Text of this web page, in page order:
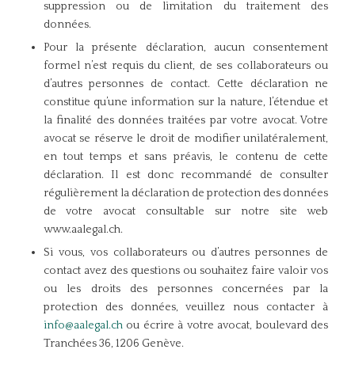
suppression ou de limitation du traitement des
données.
Pour la présente déclaration, aucun consentement
formel n’est requis du client, de ses collaborateurs ou
d’autres personnes de contact. Cette déclaration ne
constitue qu’une information sur la nature, l’étendue et
la finalité des données traitées par votre avocat. Votre
avocat se réserve le droit de modifier unilatéralement,
en tout temps et sans préavis, le contenu de cette
déclaration. Il est donc recommandé de consulter
régulièrement la déclaration de protection des données
de votre avocat consultable sur notre site web
www.aalegal.ch.
Si vous, vos collaborateurs ou d’autres personnes de
contact avez des questions ou souhaitez faire valoir vos
ou les droits des personnes concernées par la
protection des données, veuillez nous contacter à
info@aalegal.chou écrire à votre avocat, boulevard des
Tranchées 36, 1206 Genève.